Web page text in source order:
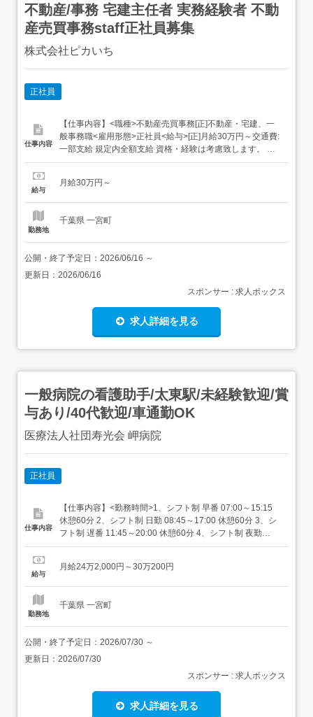
不動産/事務 宅建主任者 実務経験者 不動
産売買事務staff正社員募集
株式会社ピカいち
正社員
仕事内容
【仕事内容】<職種>不動産売買事務[正]不動産・宅建、一
般事務職<雇用形態>正社員<給与>[正]月給30万円～交通費:
一部支給 規定内全額支給 資格・経験は考慮致します。 経
験者優遇<仕事内容>不動産売買事務・購入物件の契約およ
の書類準備・競売や公売の入札手続き などの不動産売買に
給与
月給30万円～
勤務地
千葉県 一宮町
公開・終了予定日： 2026/06/16 ～
更新日： 2026/06/16
スポンサー : 求人ボックス
求人詳細を見る
一般病院の看護助手/太東駅/未経験歓迎/賞
与あり/40代歓迎/車通勤OK
医療法人社団寿光会 岬病院
正社員
仕事内容
【仕事内容】<勤務時間>1、シフト制 早番 07:00～15:15
休憩60分 2、シフト制 日勤 08:45～17:00 休憩60分 3、シ
フト制 遅番 11:45～20:00 休憩60分 4、シフト制 夜勤
16:30～09:00 休憩120分 月4回必須<給与>月額(総
回・調整手当:36,000円...
給与
月給24万2,000円～30万200円
勤務地
千葉県 一宮町
公開・終了予定日： 2026/07/30 ～
更新日： 2026/07/30
スポンサー : 求人ボックス
求人詳細を見る